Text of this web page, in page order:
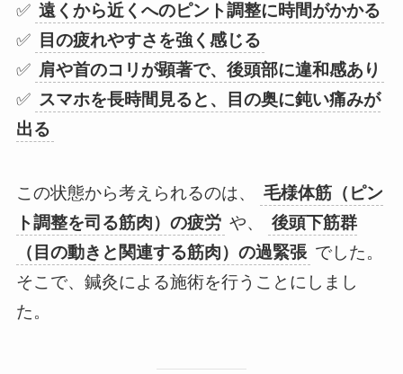
✅ 遠くから近くへのピント調整に時間がかかる
✅
目の疲れやすさを強く感じる
✅ 肩や首のコリが顕著で、後頭部に違和感あり
✅ スマホを長時間見ると、目の奥に鈍い痛みが
出る
この状態から考えられるのは、
毛様体筋（ピン
ト調整を司る筋肉）の疲労 や、
後頭下筋群
（目の動きと関連する筋肉）の過緊張 でした。
そこで、鍼灸による施術を行うことにしまし
た。